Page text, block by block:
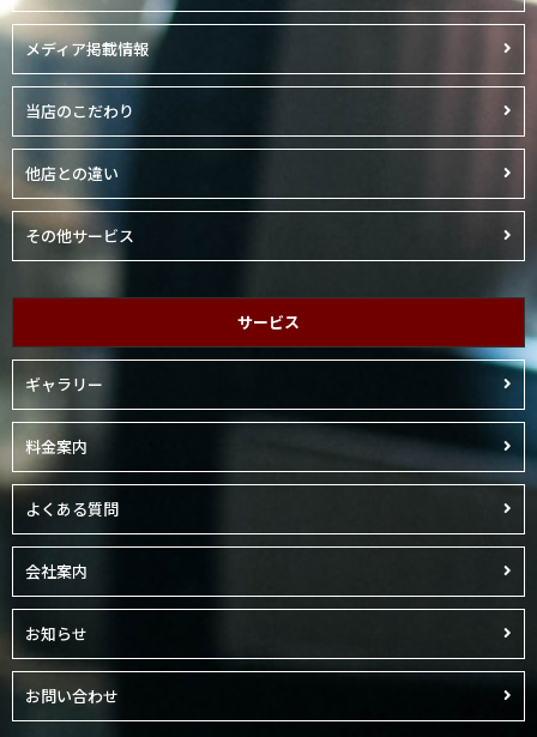
メディア掲載情報
当店のこだわり
他店との違い
その他サービス
サービス
ギャラリー
料金案内
よくある質問
会社案内
お知らせ
お問い合わせ